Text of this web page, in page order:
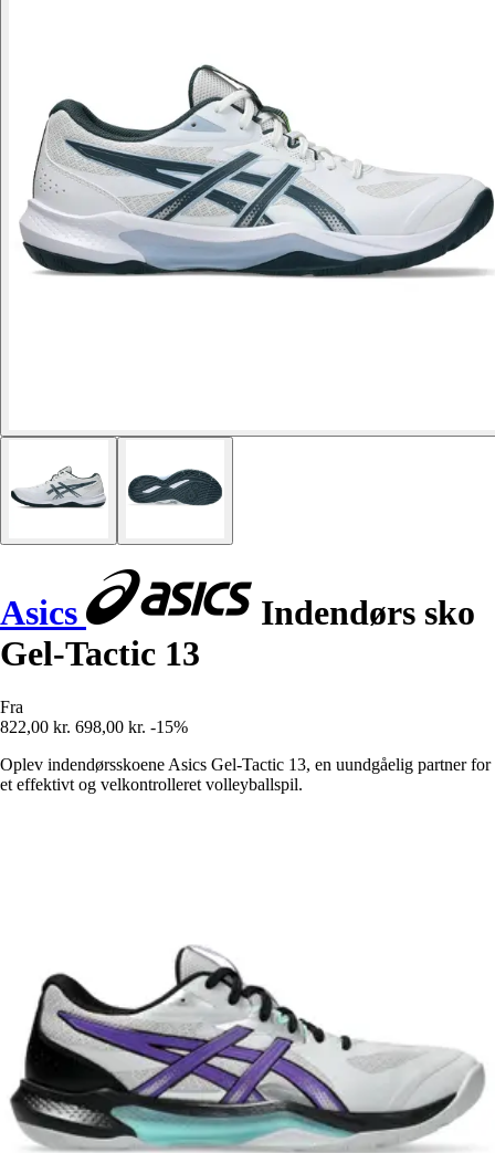
Asics
Indendørs sko
Gel-Tactic 13
Fra
822,00 kr. 698,00 kr. -15%
Oplev indendørsskoene Asics Gel-Tactic 13, en uundgåelig partner for
et effektivt og velkontrolleret volleyballspil.